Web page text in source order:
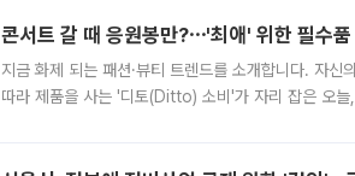
콘서트 갈 때 응원봉만?⋯'최애' 위한 필수
지금 화제 되는 패션·뷰티 트렌드를 소개합니다. 자
따라 제품을 사는 '디토(Ditto) 소비'가 자리 잡은 오